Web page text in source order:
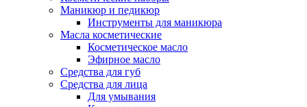
Маникюр и педикюр
Инструменты для маникюра
Масла косметические
Косметическое масло
Эфирное масло
Средства для губ
Средства для лица
Для умывания